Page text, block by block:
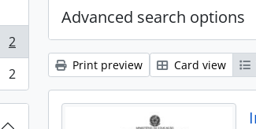
2
2
Advanced search options
Print preview Card view